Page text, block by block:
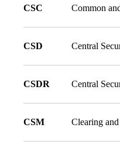
CSC Common
CSD Central
CSDR Central
CSM Clearing